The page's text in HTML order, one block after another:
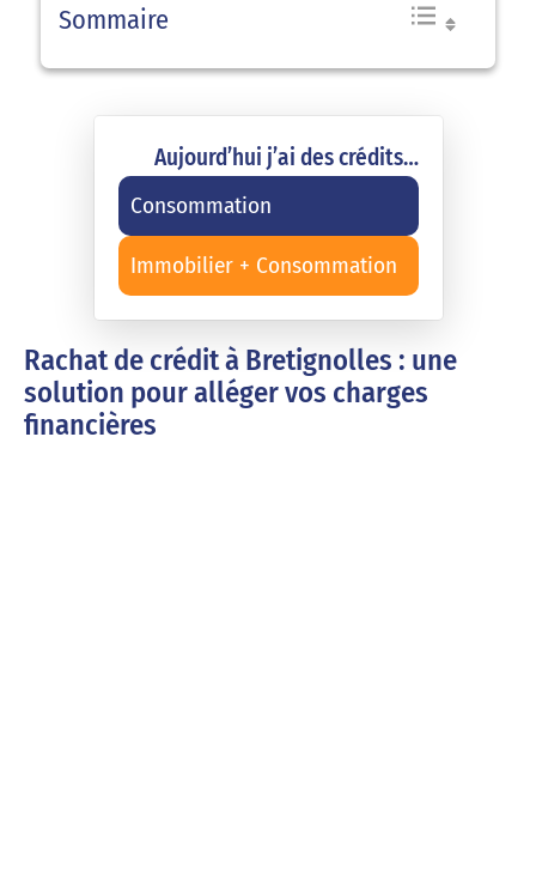
Sommaire
Aujourd’hui j’ai des crédits…
Consommation
Immobilier + Consommation
Rachat de crédit à Bretignolles : une
solution pour alléger vos charges
financières